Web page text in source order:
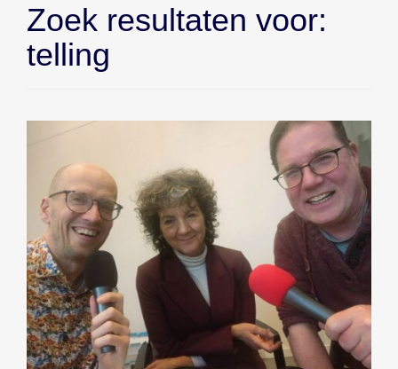
Zoek resultaten voor:
telling